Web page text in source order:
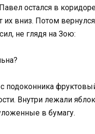
остался в
их вниз. Потом
не глядя на Зою:
подоконника
Внутри лежали
в бумагу.